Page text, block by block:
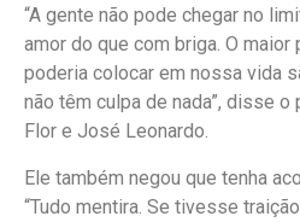
“A gente não pode chegar no
amor do que com briga. O
poderia colocar em nossa vida
não têm culpa de nada”, disse
Flor e José Leonardo.
Ele também negou que tenha
“Tudo mentira. Se tivesse